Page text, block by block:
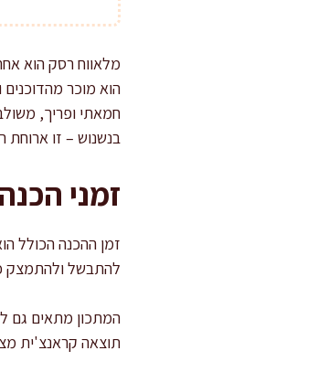
מלאווח רסק הוא
הוא מוכר
חמאתי ופריך,
בנשנוש – זו ארוחת
זמני הכנה
להתבשל ולהתמצק
המתכון מתאים גם
תוצאה קראנצ'ית